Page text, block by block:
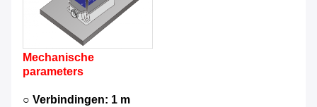
Mechanische
parameters
○ Verbindingen: 1 m